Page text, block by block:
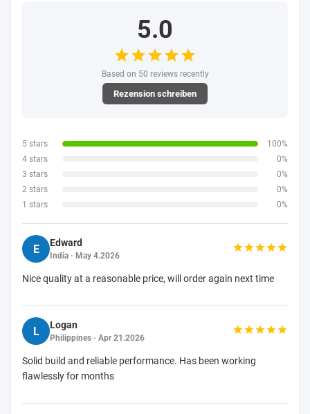
5.0
Based on 50 reviews recently
Rezension schreiben
5 stars
100%
4 stars
0%
3 stars
0%
2 stars
0%
1 stars
0%
E Edward
India · May 4.2026
Nice quality at a reasonable price, will order again next time
L Logan
Philippines · Apr 21.2026
Solid build and reliable performance. Has been working
flawlessly for months